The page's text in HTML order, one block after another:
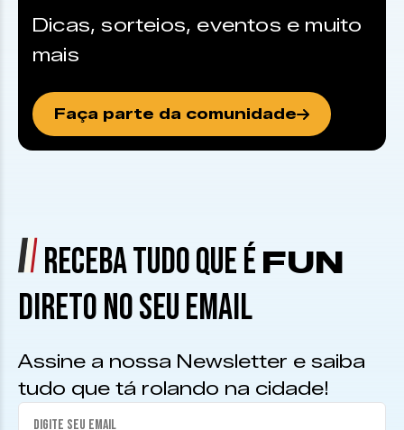
Dicas, sorteios, eventos e muito
mais
Faça parte da comunidade
RECEBA TUDO QUE É FUN
DIRETO NO SEU EMAIL
Assine a nossa Newsletter e saiba
tudo que tá rolando na cidade!